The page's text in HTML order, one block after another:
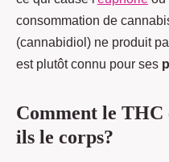
consommation de
(cannabidiol) ne produit
est plutôt connu pour ses
Comment le
ils le corps?